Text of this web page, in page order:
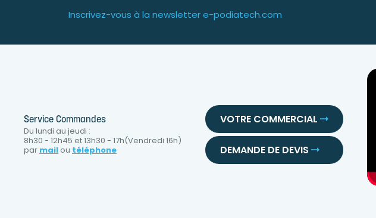
Inscrivez-vous à la newsletter e-podiatech.com
Service Commandes
Du lundi au jeudi :
8h30 - 12h45 et 13h30 - 17h(Vendredi 16h)
par mail ou téléphone
VOTRE COMMERCIAL
DEMANDE DE DEVIS